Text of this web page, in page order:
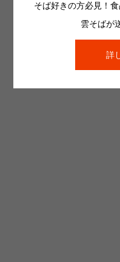
そば好きの方必見！
雲そばが
詳